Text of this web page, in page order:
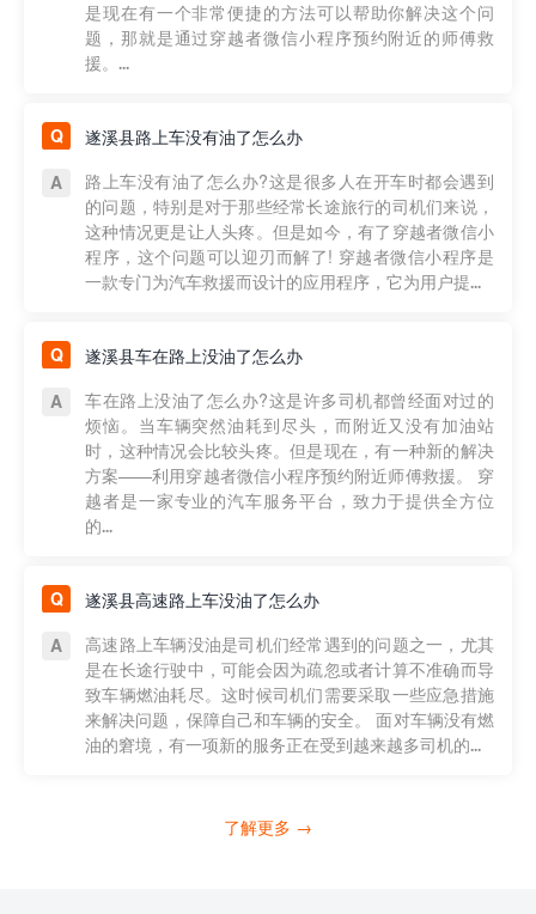
是现在有一个非常便捷的方法可以帮助你解决这个问
题，那就是通过穿越者微信小程序预约附近的师傅救
援。...
遂溪县路上车没有油了怎么办
路上车没有油了怎么办?这是很多人在开车时都会遇到
的问题，特别是对于那些经常长途旅行的司机们来说，
这种情况更是让人头疼。但是如今，有了穿越者微信小
程序，这个问题可以迎刃而解了! 穿越者微信小程序是
一款专门为汽车救援而设计的应用程序，它为用户提...
遂溪县车在路上没油了怎么办
车在路上没油了怎么办?这是许多司机都曾经面对过的
烦恼。当车辆突然油耗到尽头，而附近又没有加油站
时，这种情况会比较头疼。但是现在，有一种新的解决
方案——利用穿越者微信小程序预约附近师傅救援。 穿
越者是一家专业的汽车服务平台，致力于提供全方位
的...
遂溪县高速路上车没油了怎么办
高速路上车辆没油是司机们经常遇到的问题之一，尤其
是在长途行驶中，可能会因为疏忽或者计算不准确而导
致车辆燃油耗尽。这时候司机们需要采取一些应急措施
来解决问题，保障自己和车辆的安全。 面对车辆没有燃
油的窘境，有一项新的服务正在受到越来越多司机的...
了解更多 →